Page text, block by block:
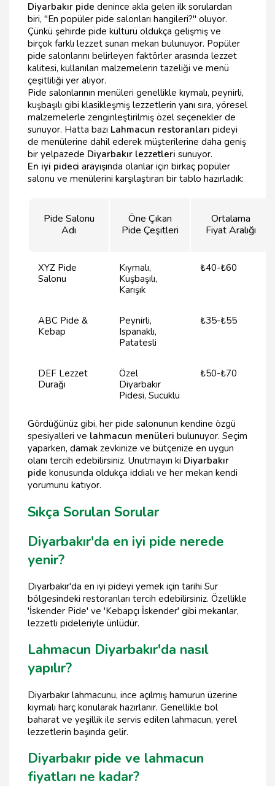
Diyarbakır pide denince akla gelen ilk sorulardan
biri, "En popüler pide salonları hangileri?" oluyor.
Çünkü şehirde pide kültürü oldukça gelişmiş ve
birçok farklı lezzet sunan mekan bulunuyor. Popüler
pide salonlarını belirleyen faktörler arasında lezzet
kalitesi, kullanılan malzemelerin tazeliği ve menü
çeşitliliği yer alıyor.
Pide salonlarının menüleri genellikle kıymalı, peynirli,
kuşbaşılı gibi klasikleşmiş lezzetlerin yanı sıra, yöresel
malzemelerle zenginleştirilmiş özel seçenekler de
sunuyor. Hatta bazı Lahmacun restoranları pideyi
de menülerine dahil ederek müşterilerine daha geniş
bir yelpazede Diyarbakır lezzetleri sunuyor.
En iyi pideci arayışında olanlar için birkaç popüler
salonu ve menülerini karşılaştıran bir tablo hazırladık:
Pide Salonu
Adı
Öne Çıkan
Pide Çeşitleri
Ortalama
Fiyat Aralığı
XYZ Pide
Salonu
Kıymalı,
Kuşbaşılı,
Karışık
₺40-₺60
ABC Pide &
Kebap
Peynirli,
Ispanaklı,
Patatesli
₺35-₺55
DEF Lezzet
Durağı
Özel
Diyarbakır
Pidesi, Sucuklu
₺50-₺70
Gördüğünüz gibi, her pide salonunun kendine özgü
spesiyalleri ve lahmacun menüleri bulunuyor. Seçim
yaparken, damak zevkinize ve bütçenize en uygun
olanı tercih edebilirsiniz. Unutmayın ki Diyarbakır
pide konusunda oldukça iddialı ve her mekan kendi
yorumunu katıyor.
Sıkça Sorulan Sorular
Diyarbakır'da en iyi pide nerede
yenir?
Diyarbakır'da en iyi pideyi yemek için tarihi Sur
bölgesindeki restoranları tercih edebilirsiniz. Özellikle
'İskender Pide' ve 'Kebapçı İskender' gibi mekanlar,
lezzetli pideleriyle ünlüdür.
Lahmacun Diyarbakır'da nasıl
yapılır?
Diyarbakır lahmacunu, ince açılmış hamurun üzerine
kıymalı harç konularak hazırlanır. Genellikle bol
baharat ve yeşillik ile servis edilen lahmacun, yerel
lezzetlerin başında gelir.
Diyarbakır pide ve lahmacun
fiyatları ne kadar?